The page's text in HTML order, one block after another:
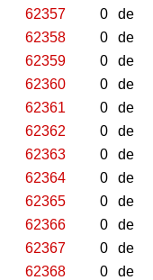
62357
0 de
62358
0 de
62359
0 de
62360
0 de
62361
0 de
62362
0 de
62363
0 de
62364
0 de
62365
0 de
62366
0 de
62367
0 de
62368
0 de